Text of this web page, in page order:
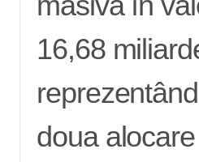
16,68
doua